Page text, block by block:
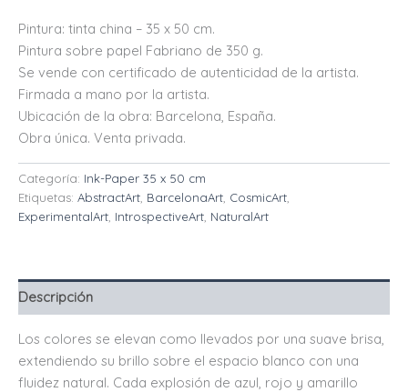
cantidad
Pintura: tinta china – 35 x 50 cm.
Pintura sobre papel Fabriano de 350 g.
Se vende con certificado de autenticidad de la artista.
Firmada a mano por la artista.
Ubicación de la obra: Barcelona, ​​España.
Obra única. Venta privada.
Categoría: Ink-Paper 35 x 50 cm
Etiquetas: AbstractArt BarcelonaArt CosmicArt
ExperimentalArt IntrospectiveArt NaturalArt
Descripción
Los colores se elevan como llevados por una suave brisa,
extendiendo su brillo sobre el espacio blanco con una
fluidez natural. Cada explosión de azul, rojo y amarillo